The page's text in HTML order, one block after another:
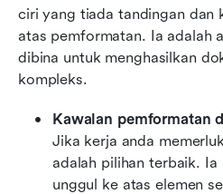
ciri yang tiada tandingan dan
atas pemformatan. Ia adalah
dibina untuk menghasilkan
kompleks.
Kawalan pemformatan
Jika kerja anda
adalah pilihan terbaik. Ia
unggul ke atas elemen